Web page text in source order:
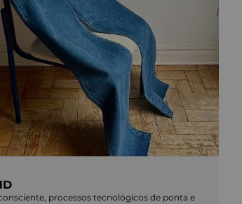
processos tecnológicos de ponta e